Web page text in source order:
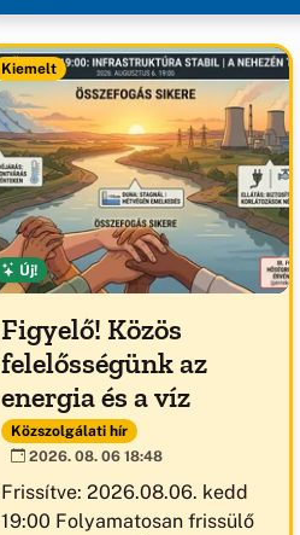
Kiemelt
Új!
Figyelő! Közös
felelősségünk az
energia és a víz
Közszolgálati hír
2026. 08. 06 18:48
Frissítve: 2026.08.06. kedd
19:00 Folyamatosan frissülő